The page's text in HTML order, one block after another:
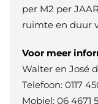
per M2 per
ruimte en duur
Voor meer
Walter en José
Telefoon: 0117
Mobiel: 06 4671